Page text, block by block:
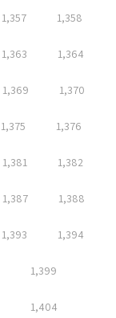
1,357 1,358
1,363 1,364
1,369 1,370
1,375 1,376
1,381 1,382
1,387 1,388
1,393 1,394
1,399
1,404